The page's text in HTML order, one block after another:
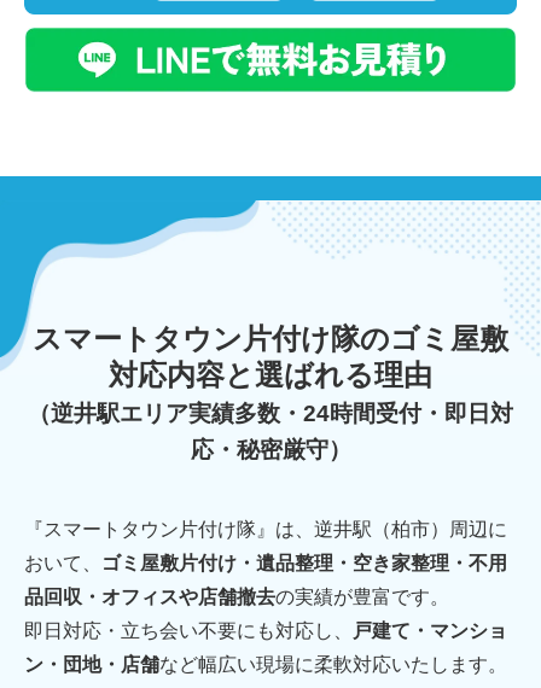
スマートタウン片付け隊のゴミ屋敷
対応内容と選ばれる理由
（逆井駅エリア実績多数・24時間受付・即日対
応・秘密厳守）
『スマートタウン片付け隊』は、逆井駅（柏市）周辺に
おいて、
ゴミ屋敷片付け・遺品整理・空き家整理・不用
品回収・オフィスや店舗撤去の実績が豊富です。
即日対応・立ち会い不要にも対応し、
戸建て・マンショ
ン・団地・店舗など幅広い現場に柔軟対応いたします。